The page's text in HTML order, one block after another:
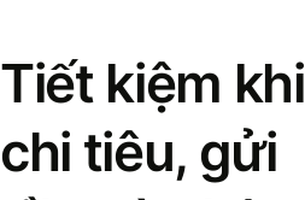
Tiết kiệm khi
chi tiêu, gửi